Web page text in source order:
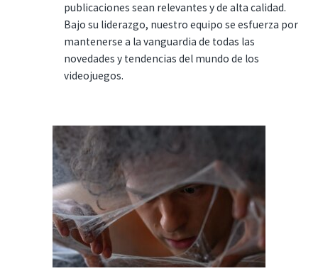
publicaciones sean relevantes y de alta calidad.
Bajo su liderazgo, nuestro equipo se esfuerza por
mantenerse a la vanguardia de todas las
novedades y tendencias del mundo de los
videojuegos.